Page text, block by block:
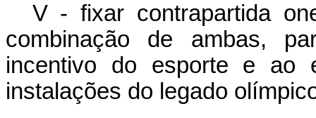
V - fixar contrapartida
combinação de ambas,
incentivo do esporte e
instalações do legado